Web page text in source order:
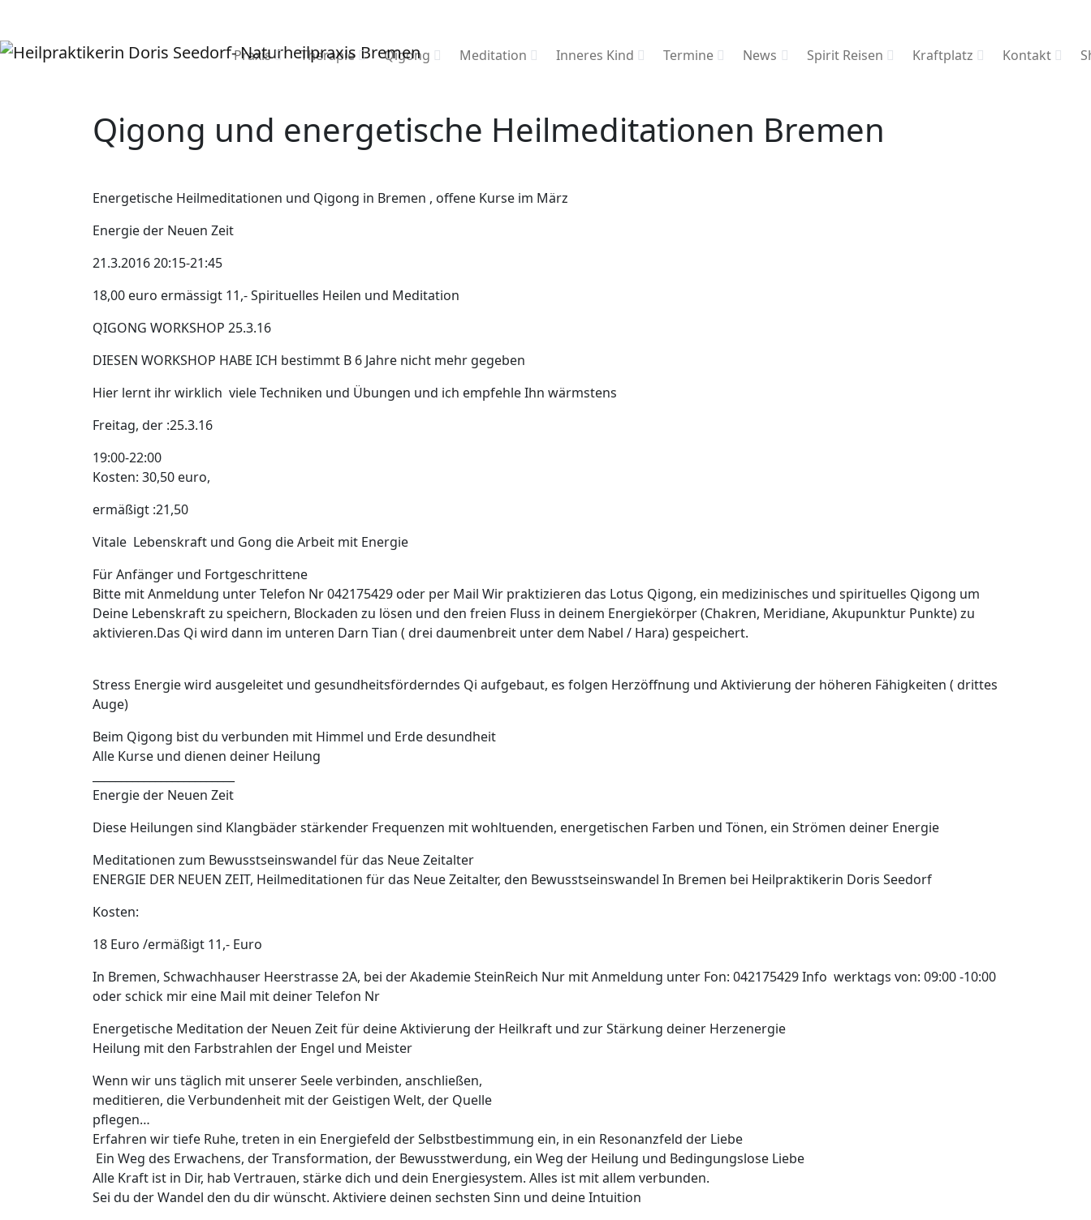
Praxis Therapie Qigong Meditation Inneres Kind Termine News Spirit Reisen Kraftplatz Kontakt
Qigong und energetische Heilmeditationen Bremen
Energetische Heilmeditationen und Qigong in Bremen , offene Kurse im März
Energie der Neuen Zeit
21.3.2016 20:15-21:45
18,00 euro ermässigt 11,- Spirituelles Heilen und Meditation
QIGONG WORKSHOP 25.3.16
DIESEN WORKSHOP HABE ICH bestimmt B 6 Jahre nicht mehr gegeben
Hier lernt ihr wirklich viele Techniken und Übungen und ich empfehle Ihn wärmstens
Freitag, der :25.3.16
19:00-22:00
Kosten: 30,50 euro,
ermäßigt :21,50
Vitale Lebenskraft und Gong die Arbeit mit Energie
Für Anfänger und Fortgeschrittene
Bitte mit Anmeldung unter Telefon Nr 042175429 oder per Mail Wir praktizieren das Lotus Qigong, ein medizinisches und spirituelles Qigong um
Deine Lebenskraft zu speichern, Blockaden zu lösen und den freien Fluss in deinem Energiekörper (Chakren, Meridiane, Akupunktur Punkte) zu
aktivieren.Das Qi wird dann im unteren Darn Tian ( drei daumenbreit unter dem Nabel / Hara) gespeichert.
Stress Energie wird ausgeleitet und gesundheitsförderndes Qi aufgebaut, es folgen Herzöffnung und Aktivierung der höheren Fähigkeiten ( drittes
Auge)
Beim Qigong bist du verbunden mit Himmel und Erde desundheit
Alle Kurse und dienen deiner Heilung
Energie der Neuen Zeit
Diese Heilungen sind Klangbäder stärkender Frequenzen mit wohltuenden, energetischen Farben und Tönen, ein Strömen deiner Energie
Meditationen zum Bewusstseinswandel für das Neue Zeitalter
ENERGIE DER NEUEN ZEIT, Heilmeditationen für das Neue Zeitalter, den Bewusstseinswandel In Bremen bei Heilpraktikerin Doris Seedorf
Kosten:
18 Euro /ermäßigt 11,- Euro
In Bremen, Schwachhauser Heerstrasse 2A, bei der Akademie SteinReich Nur mit Anmeldung unter Fon: 042175429 Info werktags von: 09:00 -10:00
oder schick mir eine Mail mit deiner Telefon Nr
Energetische Meditation der Neuen Zeit für deine Aktivierung der Heilkraft und zur Stärkung deiner Herzenergie
Heilung mit den Farbstrahlen der Engel und Meister
Wenn wir uns täglich mit unserer Seele verbinden, anschließen,
meditieren, die Verbundenheit mit der Geistigen Welt, der Quelle
pflegen…
Erfahren wir tiefe Ruhe, treten in ein Energiefeld der Selbstbestimmung ein, in ein Resonanzfeld der Liebe
Ein Weg des Erwachens, der Transformation, der Bewusstwerdung, ein Weg der Heilung und Bedingungslose Liebe
Alle Kraft ist in Dir, hab Vertrauen, stärke dich und dein Energiesystem. Alles ist mit allem verbunden.
Sei du der Wandel den du dir wünscht. Aktiviere deinen sechsten Sinn und deine Intuition